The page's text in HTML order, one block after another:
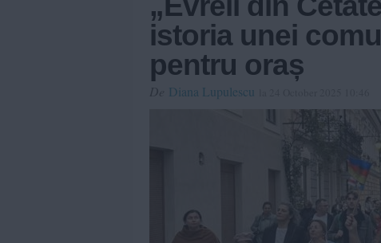
istoria unei
pentru oraș
Diana Lupulescu